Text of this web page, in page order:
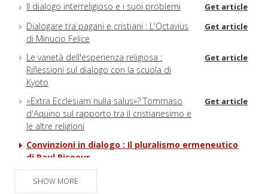
Il dialogo interreligioso e i suoi problemi Get article
Dialogare tra pagani e cristiani : L'Octavius
di Minucio Felice
Get article
Le varietà dell'esperienza religiosa :
Riflessioni sul dialogo con la scuola di
Kyoto
Get article
«Extra Ecclesiam nulla salus»? Tommaso
d'Aquino sul rapporto tra il cristianesimo e
le altre religioni
Get article
Convinzioni in dialogo : Il pluralismo ermeneutico
di Paul Ricoeur
SHOW MORE